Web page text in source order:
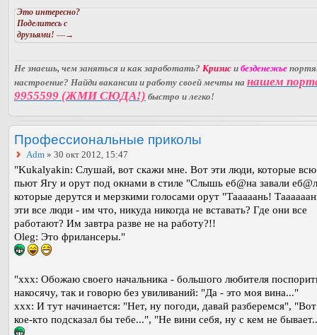
Это интересно?
Поделитесь с
друзьями! —→
Не знаешь, чем заняться и как заработать? Кризис и безденежье
настроение? Найди вакансии и работу своей мечты на нашем
9955599 (ЖМИ СЮДА!) быстро и легко!
Профессиональные приколы
Adm » 30 окт 2012, 15:47
"Kukalyakin: Слушай, вот скажи мне. Вот эти люди, которые
пьют Ягу и орут под окнами в стиле "Слышь еб@на завали
которые дерутся и мерзкими голосами орут "Тааааань!
эти все люди - им что, никуда никогда не вставать? Где они все
работают? Им завтра разве не на работу?!!
Oleg: Это фрилансеры."
"xxx: Обожаю своего начальника - большого любителя
накосячу, так и говорю без увиливаний: "Да - это моя вина..."
xxx: И тут начинается: "Нет, ну погоди, давай разберемся",
кое-кто подсказал бы тебе...", "Не вини себя, ну с кем не